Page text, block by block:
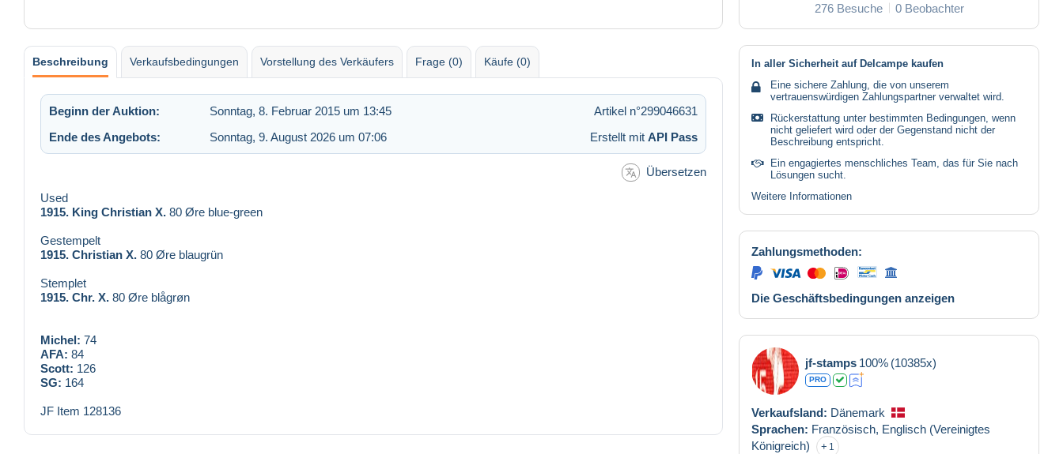
276 Besuche 0 Beobachter
Beschreibung Verkaufsbedingungen Vorstellung des Verkäufers Frage (0) Käufe (0)
Beginn der Auktion: Sonntag, 8. Februar 2015 um 13:45
Artikel n°299046631
Ende des Angebots:
Sonntag, 9. August 2026 um 07:06 Erstellt mit API Pass
Übersetzen
Used
1915. King Christian X. 80 Øre blue-green
Gestempelt
1915. Christian X. 80 Øre blaugrün
Stemplet
1915. Chr. X. 80 Øre blågrøn
Michel: 74
AFA: 84
Scott: 126
SG: 164
JF Item 128136
In aller Sicherheit auf Delcampe kaufen
Eine sichere Zahlung, die von unserem
vertrauenswürdigen Zahlungspartner verwaltet wird.
Rückerstattung unter bestimmten Bedingungen, wenn
nicht geliefert wird oder der Gegenstand nicht der
Beschreibung entspricht.
Ein engagiertes menschliches Team, das für Sie nach
Lösungen sucht.
Weitere Informationen
Zahlungsmethoden:
Die Geschäftsbedingungen anzeigen
jf-stamps 100% (10385x)
PRO
Verkaufsland: Dänemark
Sprachen: Französisch, Englisch (Vereinigtes
Königreich)
1